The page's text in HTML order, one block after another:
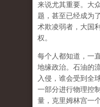
来说尤其重要。大
题，甚至已经成为
术欺凌弱者，大国
权。
每个人都知道，一
地缘政治。石油的
入侵，谁会受到全
一部分进行物理控
量，克里姆林宫一